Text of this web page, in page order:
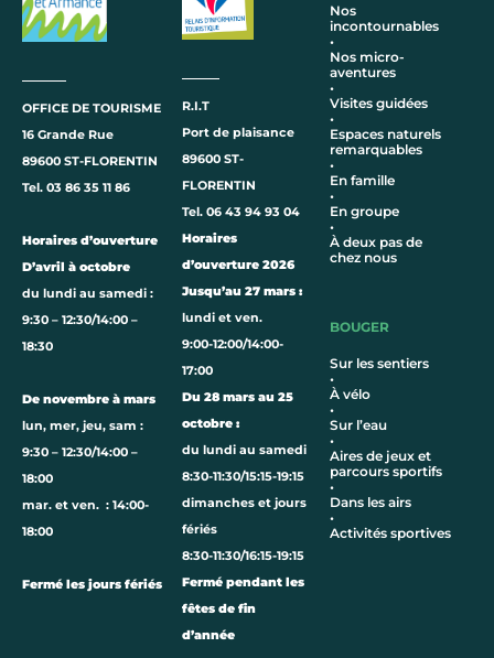
OFFICE DE TOURISME
16 Grande Rue
89600 ST-FLORENTIN
Tel. 03 86 35 11 86
Horaires d’ouverture
D’avril à octobre
du lundi au samedi :
9:30 – 12:30/14:00 –
18:30
De novembre à mars
lun, mer, jeu, sam :
9:30 – 12:30/14:00 –
18:00
mar. et ven. : 14:00-
18:00
Fermé les jours fériés
R.I.T
Port de plaisance
89600 ST-
FLORENTIN
Tel. 06 43 94 93 04
Horaires
d’ouverture 2026
Jusqu’au 27 mars :
lundi et ven.
9:00-12:00/14:00-
17:00
Du 28 mars au 25
octobre :
du lundi au samedi
8:30-11:30/15:15-19:15
dimanches et jours
fériés
8:30-11:30/16:15-19:15
Fermé pendant les
fêtes de fin
d’année
Nos
incontournables
•
Nos micro-
aventures
•
Visites guidées
•
Espaces naturels
remarquables
•
En famille
•
En groupe
•
À deux pas de
chez nous
BOUGER
Sur les sentiers
•
À vélo
•
Sur l’eau
•
Aires de jeux et
parcours sportifs
•
Dans les airs
•
Activités sportives